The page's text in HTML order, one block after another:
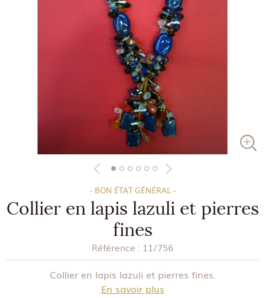
- BON ÉTAT GÉNÉRAL -
Collier en lapis lazuli et pierres
fines
Référence : 11/756
Collier en lapis lazuli et pierres fines.
En savoir plus